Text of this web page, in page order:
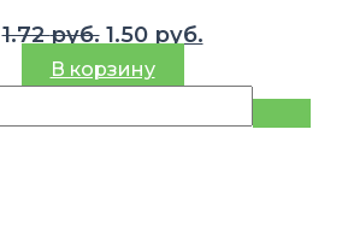
1.72руб. Первоначальная
цена
1.72 руб..
1.50 руб.Текущая
1.50 руб..
В корзину